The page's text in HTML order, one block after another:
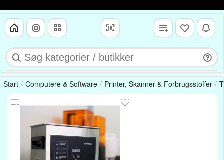
Start Computere & Software Printer, Skanner & Forbrugsstoffer